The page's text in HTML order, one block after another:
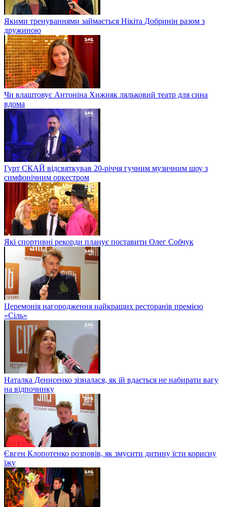
Якими тренуваннями займається Нікіта Добринін разом з
дружиною
Чи влаштовує Антоніна Хижняк ляльковий театр для сина
вдома
Гурт СКАЙ відсвяткував 20-річчя гучним музичним шоу з
симфонічним оркестром
Які спортивні рекорди планує поставити Олег Собчук
Церемонія нагородження найкращих ресторанів премією
«Сіль»
Наталка Денисенко зізналася, як їй вдається не набирати вагу
на відпочинку
Євген Клопотенко розповів, як змусити дитину їсти корисну
їжу